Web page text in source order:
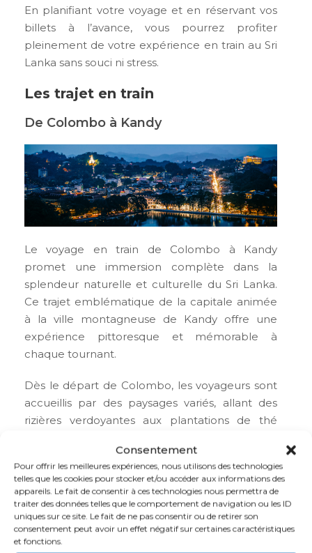
Consentement
Pour offrir les meilleures expériences, nous utilisons des technologies
telles que les cookies pour stocker et/ou accéder aux informations des
appareils. Le fait de consentir à ces technologies nous permettra de
traiter des données telles que le comportement de navigation ou les ID
uniques sur ce site. Le fait de ne pas consentir ou de retirer son
consentement peut avoir un effet négatif sur certaines caractéristiques
et fonctions.
En planifiant votre voyage et en réservant vos
billets à l’avance, vous pourrez profiter
pleinement de votre expérience en train au Sri
Lanka sans souci ni stress.
Les trajet en train
De Colombo à Kandy
Le voyage en train de Colombo à Kandy
promet une immersion complète dans la
splendeur naturelle et culturelle du Sri Lanka.
Ce trajet emblématique de la capitale animée
à la ville montagneuse de Kandy offre une
expérience pittoresque et mémorable à
chaque tournant.
Dès le départ de Colombo, les voyageurs sont
accueillis par des paysages variés, allant des
rizières verdoyantes aux plantations de thé
un aperçu authentique de la vie quotidienne au
Sri Lanka. Les voyageurs ont également la
chance d’admirer des panoramas montagneux
à couper le souffle, avec des vues
panoramiques sur les vallées et les sommets
enneigés.